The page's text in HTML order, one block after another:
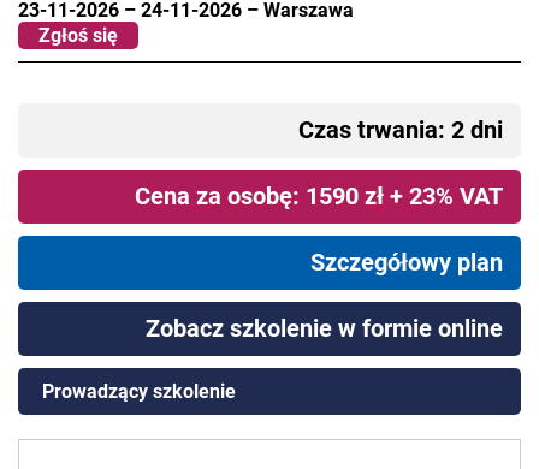
23-11-2026 – 24-11-2026 – Warszawa
Zgłoś się
Czas trwania: 2 dni
Cena za osobę: 1590 zł + 23% VAT
Szczegółowy plan
Zobacz szkolenie w formie online
Prowadzący szkolenie